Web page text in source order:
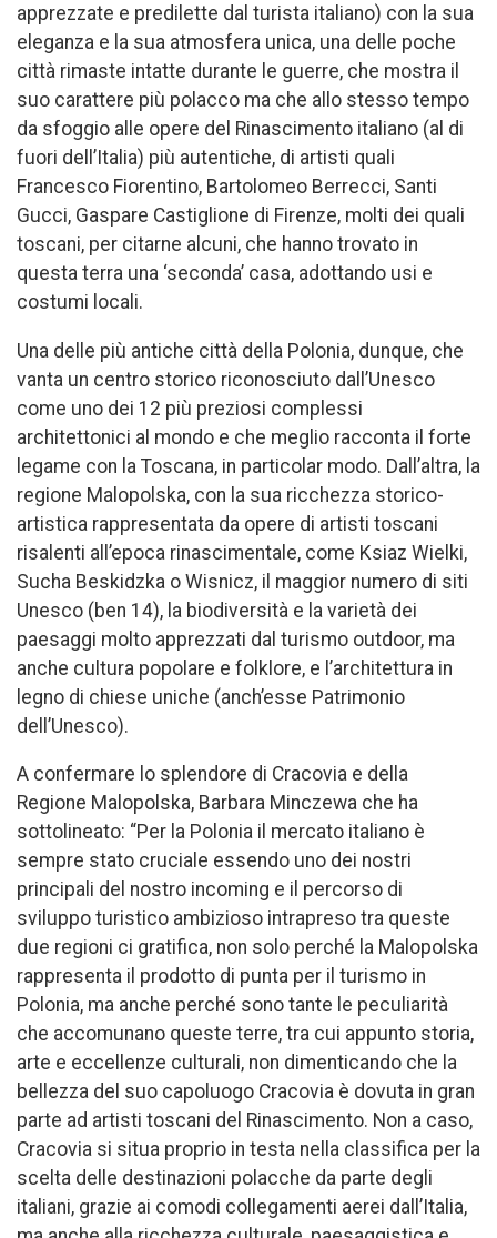
apprezzate e predilette dal turista italiano) con la sua
eleganza e la sua atmosfera unica, una delle poche
città rimaste intatte durante le guerre, che mostra il
suo carattere più polacco ma che allo stesso tempo
da sfoggio alle opere del Rinascimento italiano (al di
fuori dell’Italia) più autentiche, di artisti quali
Francesco Fiorentino, Bartolomeo Berrecci, Santi
Gucci, Gaspare Castiglione di Firenze, molti dei quali
toscani, per citarne alcuni, che hanno trovato in
questa terra una ‘seconda’ casa, adottando usi e
costumi locali.
Una delle più antiche città della Polonia, dunque, che
vanta un centro storico riconosciuto dall’Unesco
come uno dei 12 più preziosi complessi
architettonici al mondo e che meglio racconta il forte
legame con la Toscana, in particolar modo. Dall’altra, la
regione Malopolska, con la sua ricchezza storico-
artistica rappresentata da opere di artisti toscani
risalenti all’epoca rinascimentale, come Ksiaz Wielki,
Sucha Beskidzka o Wisnicz, il maggior numero di siti
Unesco (ben 14), la biodiversità e la varietà dei
paesaggi molto apprezzati dal turismo outdoor, ma
anche cultura popolare e folklore, e l’architettura in
legno di chiese uniche (anch’esse Patrimonio
dell’Unesco).
A confermare lo splendore di Cracovia e della
Regione Malopolska, Barbara Minczewa che ha
sottolineato: “Per la Polonia il mercato italiano è
sempre stato cruciale essendo uno dei nostri
principali del nostro incoming e il percorso di
sviluppo turistico ambizioso intrapreso tra queste
due regioni ci gratifica, non solo perché la Malopolska
rappresenta il prodotto di punta per il turismo in
Polonia, ma anche perché sono tante le peculiarità
che accomunano queste terre, tra cui appunto storia,
arte e eccellenze culturali, non dimenticando che la
bellezza del suo capoluogo Cracovia è dovuta in gran
parte ad artisti toscani del Rinascimento. Non a caso,
Cracovia si situa proprio in testa nella classifica per la
scelta delle destinazioni polacche da parte degli
italiani, grazie ai comodi collegamenti aerei dall’Italia,